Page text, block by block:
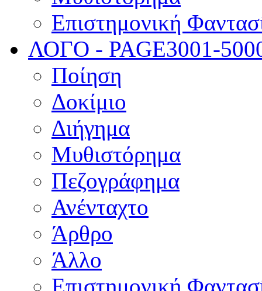
Επιστημονική
ΛΟΓΟ - PAGE3001-
Ποίηση
Δοκίμιο
Διήγημα
Μυθιστόρημα
Πεζογράφημα
Ανένταχτο
Άρθρο
Άλλο